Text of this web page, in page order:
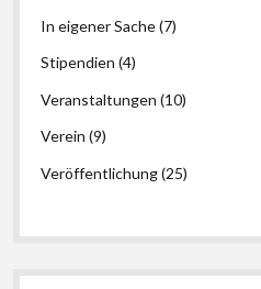
In eigener Sache(7)
Stipendien (4)
Veranstaltungen (10)
Verein (9)
Veröffentlichung(25)